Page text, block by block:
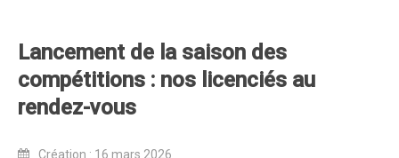
Résultats
Tombola
Lancement de la saison des
compétitions : nos licenciés au
rendez-vous
Création : 16 mars 2026